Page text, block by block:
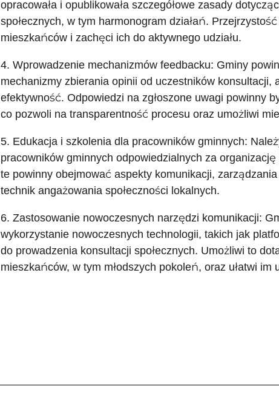
opracowała i opublikowała szczegółowe zasady
społecznych, w tym harmonogram działań.
mieszkańców i zachęci ich do aktywnego udziału.
4. Wprowadzenie mechanizmów feedbacku: Gminy
mechanizmy zbierania opinii od uczestników konsultacji,
efektywność. Odpowiedzi na zgłoszone uwagi powinny
co pozwoli na transparentność procesu oraz umożliwi
5. Edukacja i szkolenia dla pracowników gminnych:
pracowników gminnych odpowiedzialnych za
te powinny obejmować aspekty komunikacji,
technik angażowania społeczności lokalnych.
6. Zastosowanie nowoczesnych narzędzi komunikacji:
wykorzystanie nowoczesnych technologii, takich jak
do prowadzenia konsultacji społecznych. Umożliwi to
mieszkańców, w tym młodszych pokoleń, oraz ułatwi im